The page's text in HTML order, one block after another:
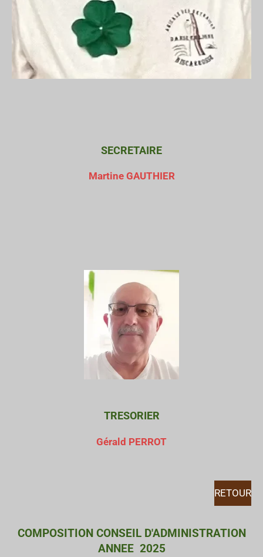
SECRETAIRE
Martine GAUTHIER
TRESORIER
Gérald PERROT
RETOUR
COMPOSITION CONSEIL D'ADMINISTRATION
ANNEE 2025